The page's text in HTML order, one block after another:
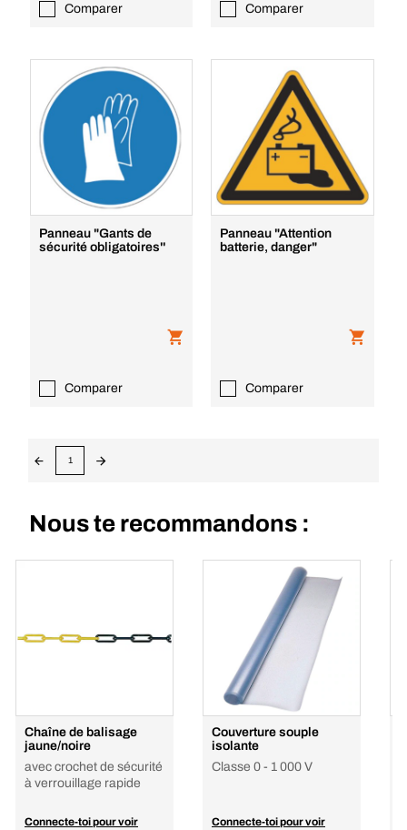
Comparer Comparer
Panneau "Gants de
sécurité obligatoires''
Comparer
Panneau "Attention
batterie, danger"
Comparer
1
Nous te recommandons :
Chaîne de balisage
jaune/noire
avec crochet de sécurité
à verrouillage rapide
Connecte-toi pour voir
Couverture souple
isolante
Classe 0 - 1 000 V
Connecte-toi pour voir